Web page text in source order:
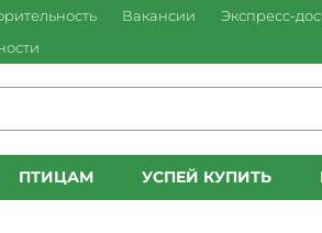
Вакансии
Экспресс-
ПТИЦАМ УСПЕЙ КУПИТЬ